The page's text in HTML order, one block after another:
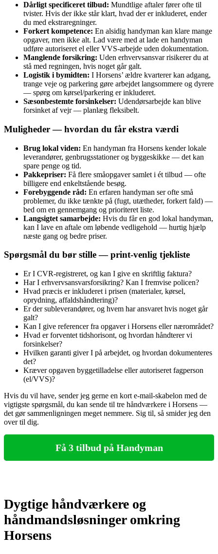
Dårligt specificeret tilbud: Mundtlige aftaler fører ofte til
tvister. Hvis der ikke står klart, hvad der er inkluderet, ender
du med ekstraregninger.
Forkert kompetence: En alsidig handyman kan klare mange
opgaver, men ikke alt. Lad være med at lade en handyman
udføre autoriseret el eller VVS-arbejde uden dokumentation.
Manglende forsikring: Uden erhvervsansvar risikerer du at
stå med regningen, hvis noget går galt.
Logistik i bymidten: I Horsens’ ældre kvarterer kan adgang,
trange veje og parkering gøre arbejdet langsommere og dyrere
— spørg om kørsel/parkering er inkluderet.
Sæsonbestemte forsinkelser: Udendørsarbejde kan blive
forsinket af vejr — planlæg fleksibelt.
Muligheder — hvordan du får ekstra værdi
Brug lokal viden: En handyman fra Horsens kender lokale
leverandører, genbrugsstationer og byggeskikke — det kan
spare penge og tid.
Pakkepriser: Få flere småopgaver samlet i ét tilbud — ofte
billigere end enkeltstående besøg.
Forebyggende råd: En erfaren handyman ser ofte små
problemer, du ikke tænkte på (fugt, utætheder, forkert fald) —
bed om en gennemgang og prioriteret liste.
Langsigtet samarbejde: Hvis du får en god lokal handyman,
kan I lave en aftale om løbende vedligehold — hurtig hjælp
næste gang og bedre priser.
Spørgsmål du bør stille — print-venlig tjekliste
Er I CVR-registreret, og kan I give en skriftlig faktura?
Har I erhvervsansvarsforsikring? Kan I fremvise policen?
Hvad præcis er inkluderet i prisen (materialer, kørsel,
oprydning, affaldshåndtering)?
Er der subleverandører, og hvem har ansvaret hvis noget går
galt?
Kan I give referencer fra opgaver i Horsens eller nærområdet?
Hvad er forventet tidshorisont, og hvordan håndterer vi
forsinkelser?
Hvilken garanti giver I på arbejdet, og hvordan dokumenteres
det?
Kræver opgaven byggetilladelse eller autoriseret fagperson
(el/VVS)?
Hvis du vil have, sender jeg gerne en kort e‑mail‑skabelon med de
vigtigste spørgsmål, du kan sende til tre håndværkere i Horsens —
det gør sammenligningen meget nemmere. Sig til, så smider jeg den
over til dig.
Få 3 tilbud på Handyman
Dygtige håndværkere og
håndmandsløsninger omkring
Horsens